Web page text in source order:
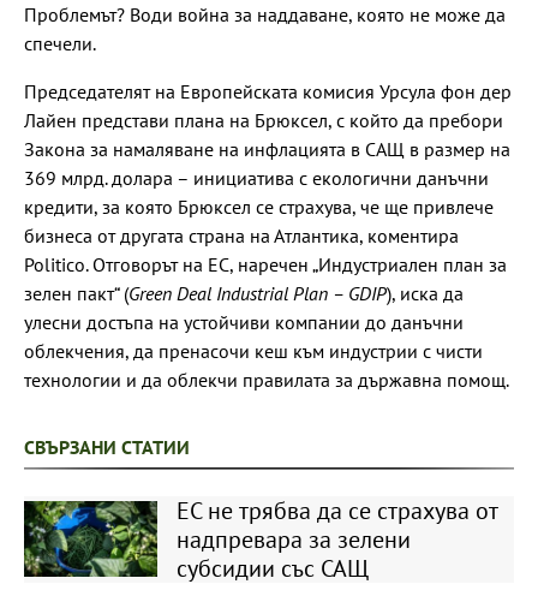
Проблемът? Води война за наддаване, която не може да
спечели.
Председателят на Европейската комисия Урсула фон дер
Лайен представи плана на Брюксел, с който да пребори
Закона за намаляване на инфлацията в САЩ в размер на
369 млрд. долара – инициатива с екологични данъчни
кредити, за която Брюксел се страхува, че ще привлече
бизнеса от другата страна на Атлантика, коментира
Politico. Отговорът на ЕС, наречен „Индустриален план за
зелен пакт“ (Green Deal Industrial Plan – GDIP), иска да
улесни достъпа на устойчиви компании до данъчни
облекчения, да пренасочи кеш към индустрии с чисти
технологии и да облекчи правилата за държавна помощ.
СВЪРЗАНИ СТАТИИ
ЕС не трябва да се страхува от
надпревара за зелени
субсидии със САЩ